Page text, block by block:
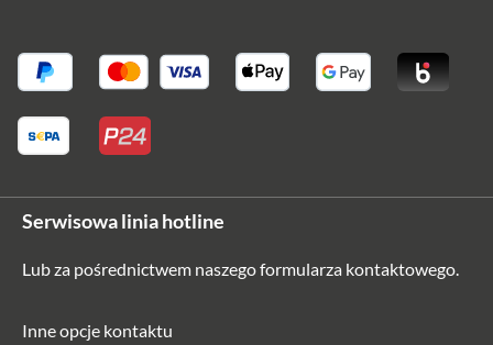
Serwisowa linia hotline
Lub za pośrednictwem naszegoformularza kontaktowego.
Inne opcje kontaktu